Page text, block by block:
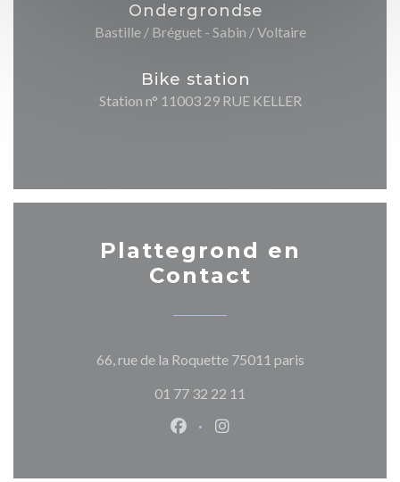
Ondergrondse
Bastille / Bréguet - Sabin / Voltaire
Bike station
Station n° 11003 29 RUE KELLER
Plattegrond en
Contact
66, rue de la Roquette 75011 paris((opent in een
01 77 32 22 11
Facebook ((opent in een nieuw
Instagram ((opent in een